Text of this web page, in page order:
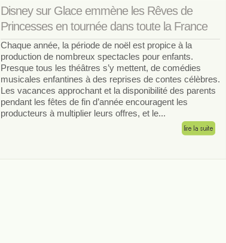
Disney sur Glace emmène les Rêves de
Princesses en tournée dans toute la France
Chaque année, la période de noël est propice à la
production de nombreux spectacles pour enfants.
Presque tous les théâtres s’y mettent, de comédies
musicales enfantines à des reprises de contes célèbres.
Les vacances approchant et la disponibilité des parents
pendant les fêtes de fin d’année encouragent les
producteurs à multiplier leurs offres, et le...